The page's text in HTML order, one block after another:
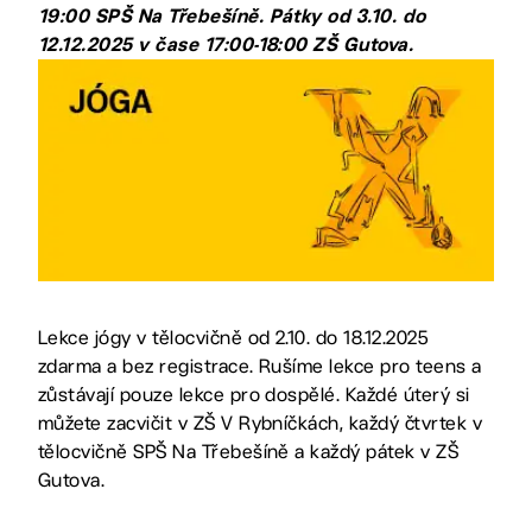
19:00 SPŠ Na Třebešíně. Pátky od 3.10. do
12.12.2025 v čase 17:00-18:00 ZŠ Gutova.
Lekce jógy v tělocvičně od 2.10. do 18.12.2025
zdarma a bez registrace. Rušíme lekce pro teens a
zůstávají pouze lekce pro dospělé. Každé úterý si
můžete zacvičit v ZŠ V Rybníčkách, každý čtvrtek v
tělocvičně SPŠ Na Třebešíně a každý pátek v ZŠ
Gutova.